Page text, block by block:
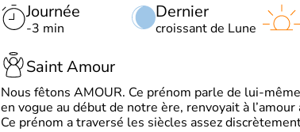
Journée
-3 min
Dernier
croissant de Lune
Saint Amour
Nous fêtons AMOUR. Ce prénom parle de lui-
en vogue au début de notre ère, renvoyait à
Ce prénom a traversé les siècles assez